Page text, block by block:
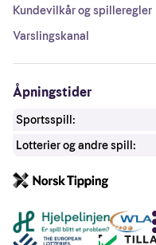
Kundevilkår og spilleregler
Varslingskanal
Åpningstider
Sportsspill:
Lotterier og andre spill:
Andre lenker